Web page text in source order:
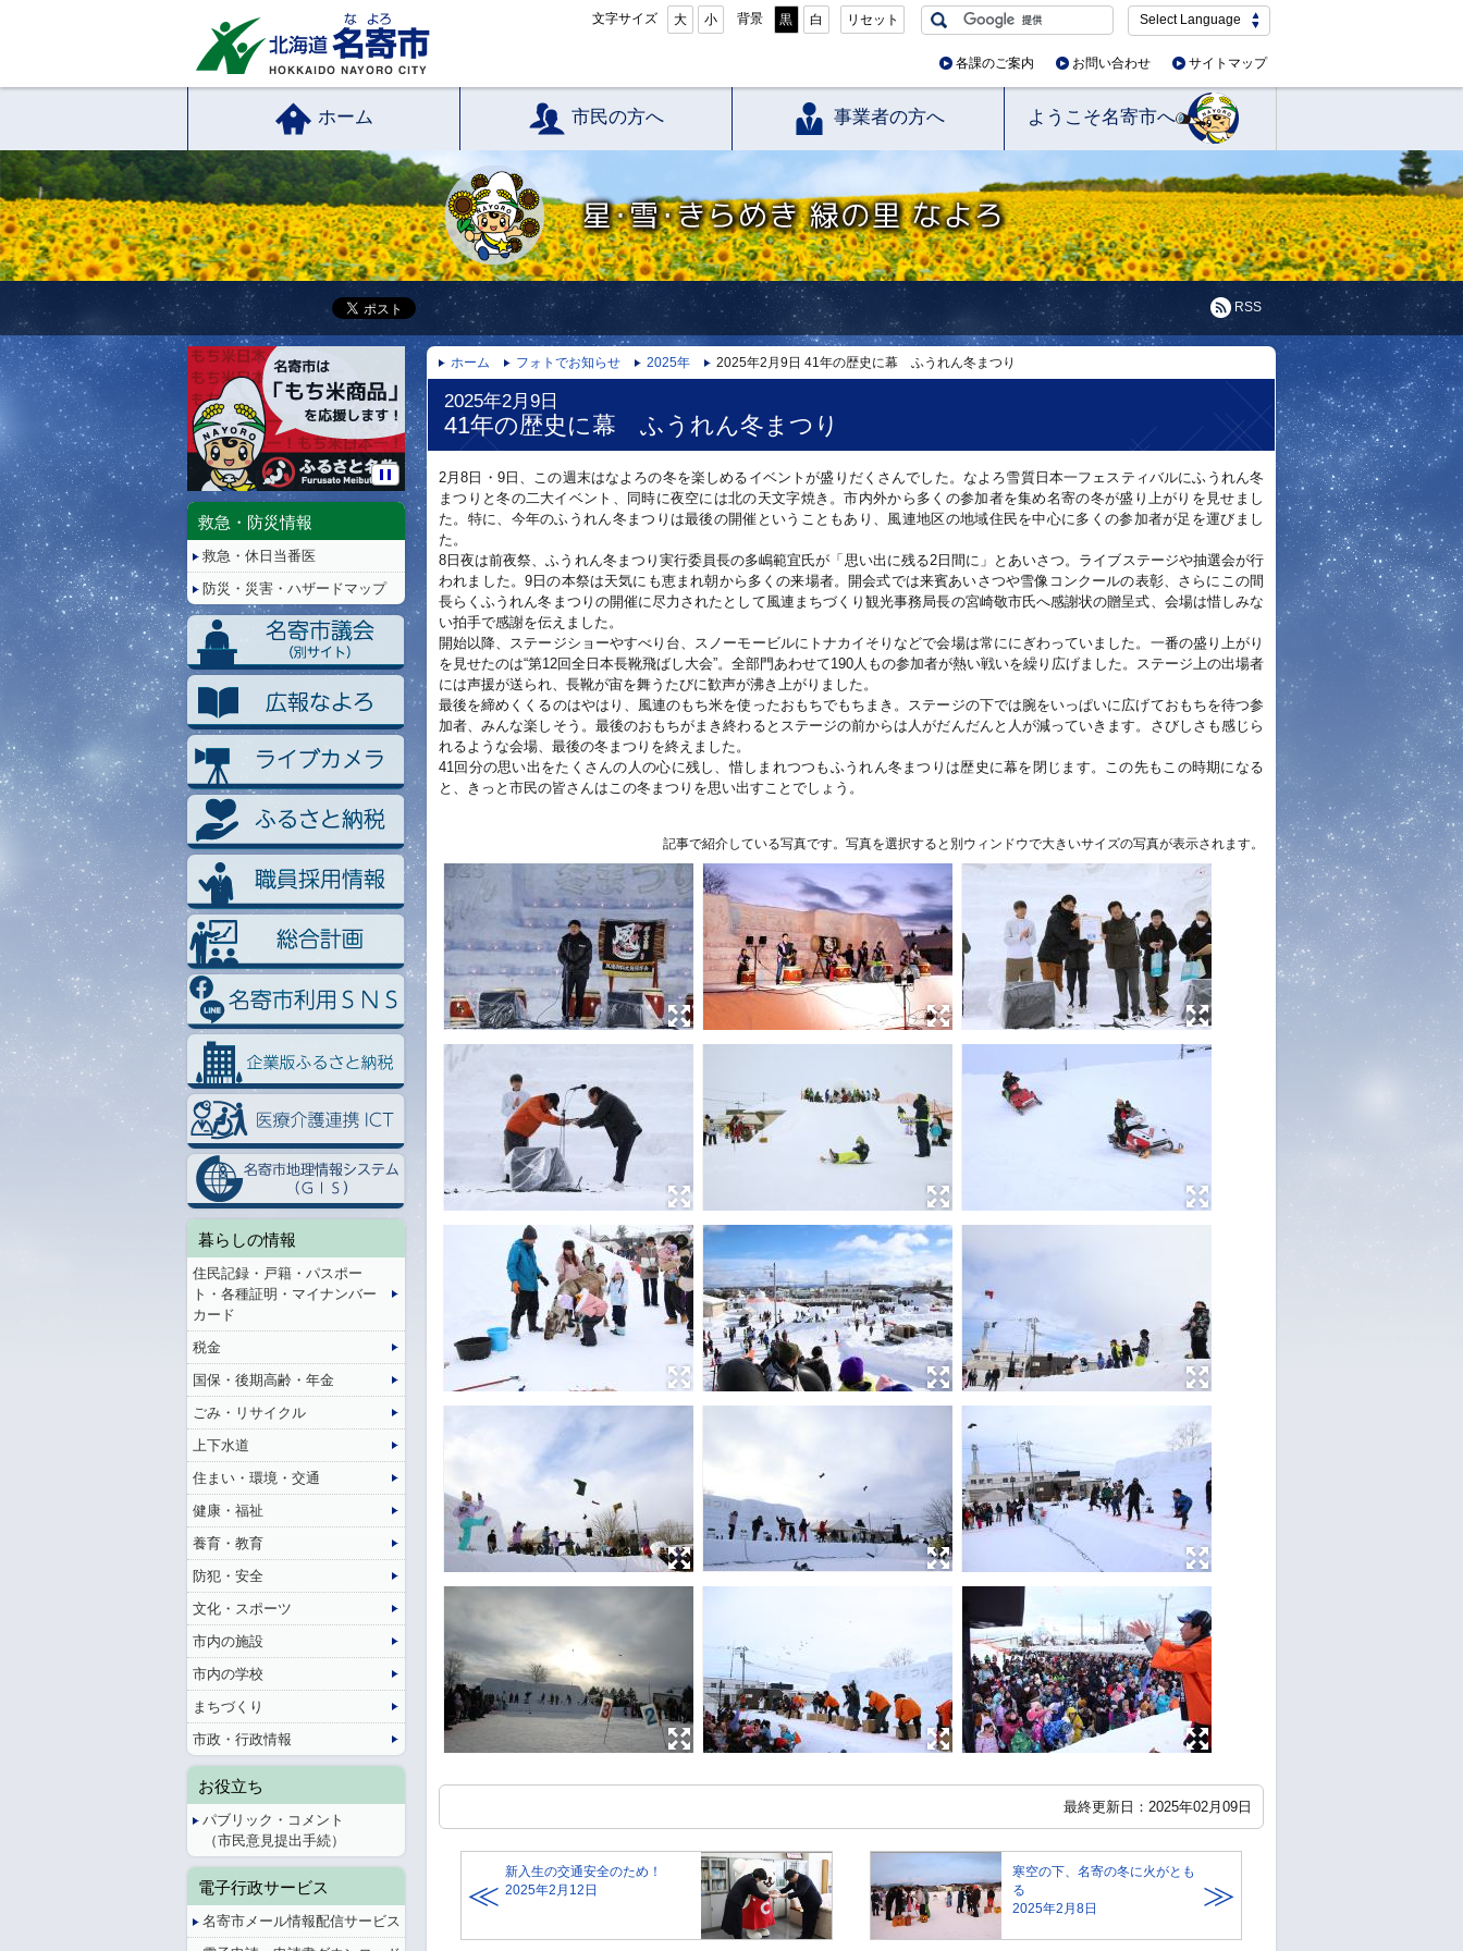
文字サイズ 大 小 背景 黒 白 リセット Select Language
各課のご案内 お問い合わせ サイトマップ
ホーム 市民の方へ 事業者の方へ ようこそ名寄市へ
星・雪・きらめき 緑の里 なよろ
RSS
ホーム フォトでお知らせ 2025年 2025年2月9日 41年の歴史に幕 ふうれん冬まつり
2025年2月9日
41年の歴史に幕 ふうれん冬まつり
2月8日・9日、この週末はなよろの冬を楽しめるイベントが盛りだくさんでした。なよろ雪質日本一フェスティバルにふうれん冬
まつりと冬の二大イベント、同時に夜空には北の天文字焼き。市内外から多くの参加者を集め名寄の冬が盛り上がりを見せまし
た。特に、今年のふうれん冬まつりは最後の開催ということもあり、風連地区の地域住民を中心に多くの参加者が足を運びまし
た。
8日夜は前夜祭、ふうれん冬まつり実行委員長の多嶋範宜氏が「思い出に残る2日間に」とあいさつ。ライブステージや抽選会が行
われました。9日の本祭は天気にも恵まれ朝から多くの来場者。開会式では来賓あいさつや雪像コンクールの表彰、さらにこの間
長らくふうれん冬まつりの開催に尽力されたとして風連まちづくり観光事務局長の宮崎敬市氏へ感謝状の贈呈式、会場は惜しみな
い拍手で感謝を伝えました。
開始以降、ステージショーやすべり台、スノーモービルにトナカイそりなどで会場は常ににぎわっていました。一番の盛り上がり
を見せたのは“第12回全日本長靴飛ばし大会”。全部門あわせて190人もの参加者が熱い戦いを繰り広げました。ステージ上の出場者
には声援が送られ、長靴が宙を舞うたびに歓声が沸き上がりました。
最後を締めくくるのはやはり、風連のもち米を使ったおもちでもちまき。ステージの下では腕をいっぱいに広げておもちを待つ参
加者、みんな楽しそう。最後のおもちがまき終わるとステージの前からは人がだんだんと人が減っていきます。さびしさも感じら
れるような会場、最後の冬まつりを終えました。
41回分の思い出をたくさんの人の心に残し、惜しまれつつもふうれん冬まつりは歴史に幕を閉じます。この先もこの時期になる
と、きっと市民の皆さんはこの冬まつりを思い出すことでしょう。
記事で紹介している写真です。写真を選択すると別ウィンドウで大きいサイズの写真が表示されます。
最終更新日：2025年02月09日
新入生の交通安全のため！
2025年2月12日
寒空の下、名寄の冬に火がとも
る
2025年2月8日
停
再
救急・防災情報
救急・休日当番医
防災・災害・ハザードマップ
暮らしの情報
住民記録・戸籍・パスポー
ト・各種証明・マイナンバー
カード
税金
国保・後期高齢・年金
ごみ・リサイクル
上下水道
住まい・環境・交通
健康・福祉
養育・教育
防犯・安全
文化・スポーツ
市内の施設
市内の学校
まちづくり
市政・行政情報
お役立ち
パブリック・コメント
（市民意見提出手続）
電子行政サービス
名寄市メール情報配信サービス